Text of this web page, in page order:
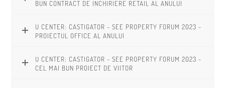
BUN CONTRACT DE INCHIRIERE RETAIL AL ANULUI
U CENTER: CASTIGATOR - SEE PROPERTY FORUM 2023 -
PROIECTUL OFFICE AL ANULUI
U CENTER: CASTIGATOR - SEE PROPERTY FORUM 2023 -
CEL MAI BUN PROIECT DE VIITOR